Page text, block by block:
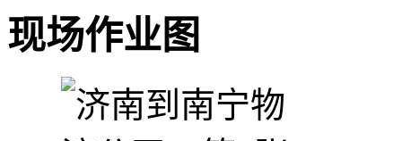
现场作业图